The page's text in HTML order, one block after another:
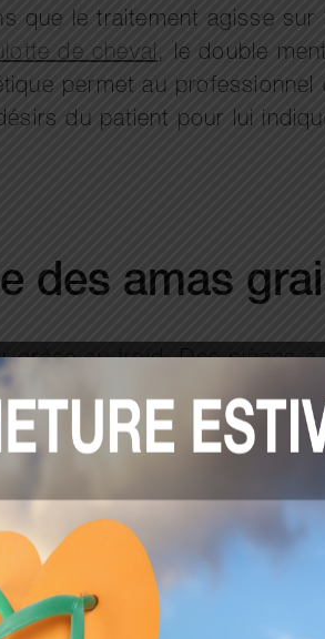
que le traitement agisse
de cheval, le double
permet au
du patient pour lui
des amas
grâce au froid. Des pièces
de positionner les
de temps. De plus,
quelques semaines